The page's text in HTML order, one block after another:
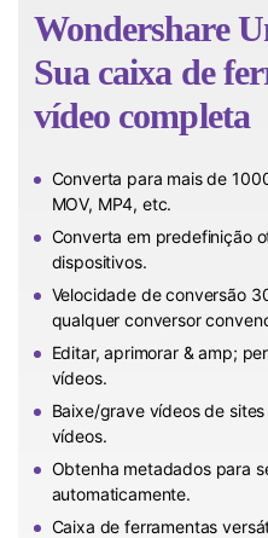
Wondershare
Sua caixa de
vídeo completa
Converta para mais de
MOV, MP4, etc.
Converta em predefinição
dispositivos.
Velocidade de conversão
qualquer conversor
Editar, aprimorar & amp;
vídeos.
Baixe/grave vídeos de
vídeos.
Obtenha metadados para
automaticamente.
Caixa de ferramentas